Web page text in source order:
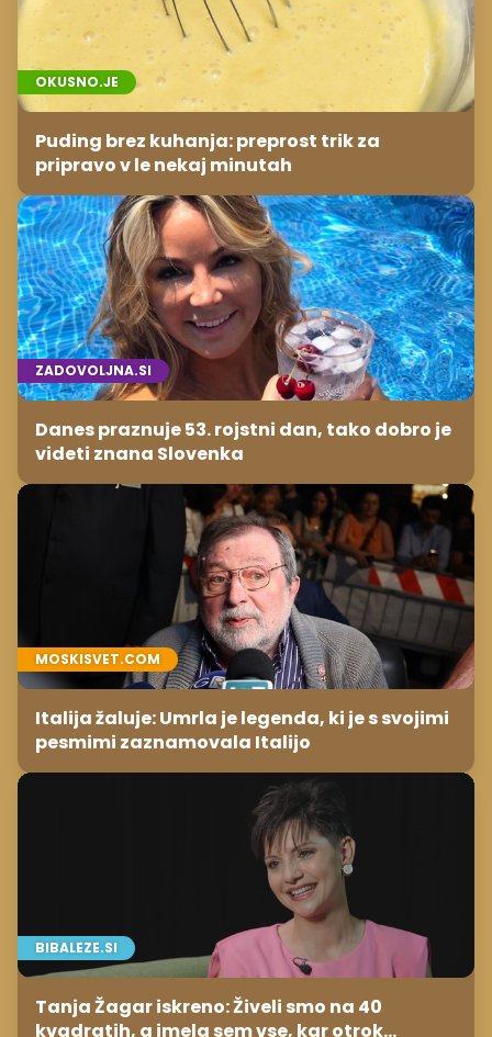
ZADOVOLJNA.SI
Danes praznuje 53. rojstni dan, tako dobro je
videti znana Slovenka
MOSKISVET.COM
Italija žaluje: Umrla je legenda, ki je s svojimi
pesmimi zaznamovala Italijo
BIBALEZE.SI
Tanja Žagar iskreno: Živeli smo na 40
kvadratih, a imela sem vse, kar otrok
CEKIN.SI